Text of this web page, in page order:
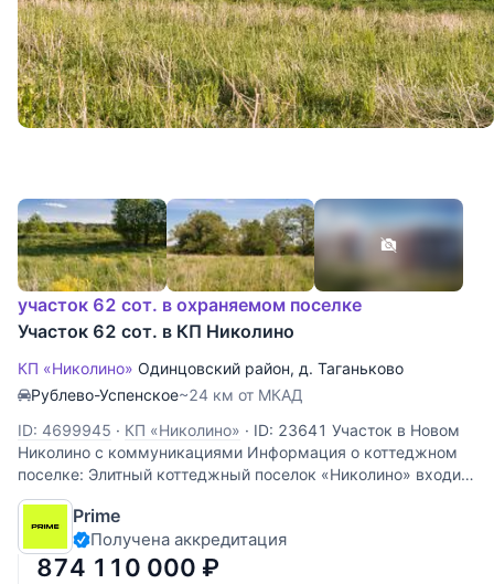
участок 62 сот. в охраняемом поселке
Участок 62 сот. в КП Николино
КП «Николино» Одинцовский район, д. Таганьково
Рублево-Успенское~24 км от МКАД
ID: 4699945 · КП «Николино» · ID: 23641 Участок в Новом
Николино с коммуникациями Информация о коттеджном
поселке: Элитный коттеджный поселок «Николино» входит
в число самых привилегированных рублевских
резиденций. Тихий и спокойный уголок Подмосковья
утопает в зелени деревьев.
Prime
Получена аккредитация
874 110 000 ₽